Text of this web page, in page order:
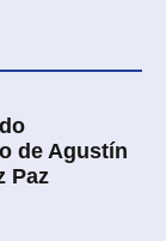
de Agustín
Paz